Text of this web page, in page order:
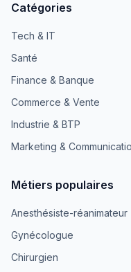
Catégories
Tech & IT
Santé
Finance & Banque
Commerce & Vente
Industrie & BTP
Marketing &
Métiers populaires
Anesthésiste-réanimateur
Gynécologue
Chirurgien